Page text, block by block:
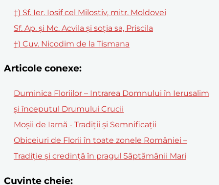
†) Sf. Ier. Iosif cel Milostiv, mitr. Moldovei
Sf. Ap. și Mc. Acvila și soția sa, Priscila
†) Cuv. Nicodim de la Tismana
Articole conexe:
Duminica Floriilor – Intrarea Domnului în Ierusalim
și începutul Drumului Crucii
Moșii de Iarnă - Tradiții și Semnificații
Obiceiuri de Florii în toate zonele României –
Tradiție și credință în pragul Săptămânii Mari
Cuvinte cheie: